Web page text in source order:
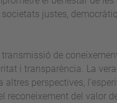
justes,
transmissió de
i transparència. La
altres perspectives,
reconeixement del valor